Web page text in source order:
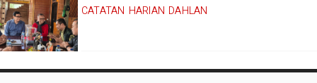
CATATAN HARIAN DAHLAN